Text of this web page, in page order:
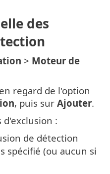
des
> Moteur de
en regard de l'option
, puis sur Ajouter.
d'exclusion :
de détection
spécifié (ou aucun si